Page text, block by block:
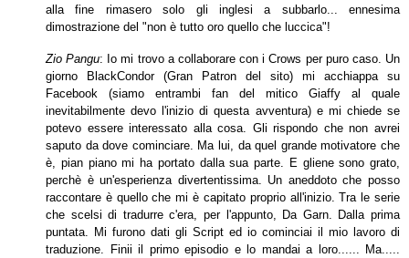
alla fine rimasero solo gli inglesi a subbarlo...
ennesima
dimostrazione del "non è tutto oro quello che luccica"!
Zio Pangu: Io mi trovo a collaborare con i Crows per puro caso. Un
giorno BlackCondor (Gran Patron del sito) mi acchiappa su
Facebook (siamo entrambi fan del
mitico Giaffy al quale
inevitabilmente devo l'inizio di questa avventura) e mi chiede se
potevo essere interessato alla cosa. Gli rispondo che non avrei
saputo da dove cominciare. Ma lui, da quel grande motivatore che
è, pian piano mi ha portato dalla sua parte. E gliene sono grato,
perchè è un'esperienza divertentissima. Un aneddotoche posso
raccontare è quello che mi è capitato proprio all'inizio. Tra le serie
che scelsi di tradurre c'era, per l'appunto, Da Garn. Dalla prima
puntata. Mi furono dati gli Script ed io cominciai il mio lavoro di
traduzione. Finii il primo episodio e lo mandai a loro...... Ma.....